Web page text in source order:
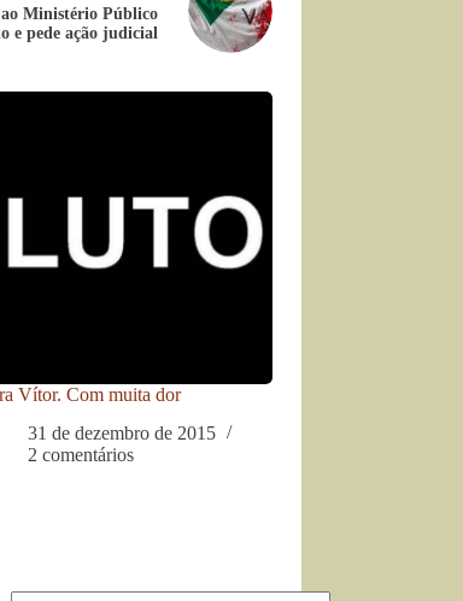
Ministério Público
e pede ação judicial
Vítor. Com muita dor
31 de dezembro de 2015
2 comentários